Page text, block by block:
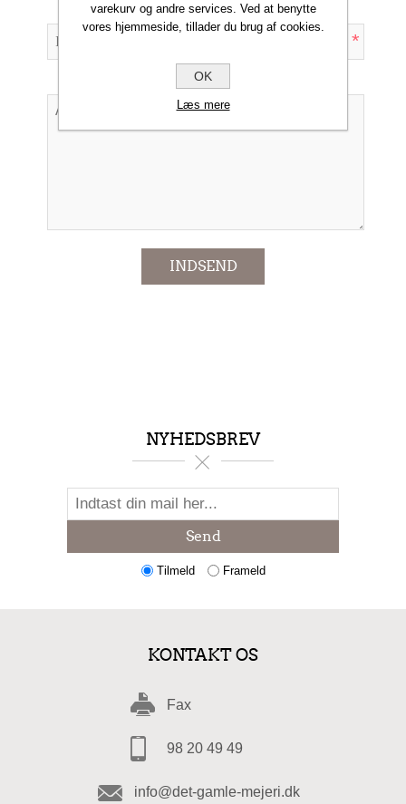
Emne:
*
Forespørgsel
INDSEND
NYHEDSBREV
Send
Tilmeld Frameld
KONTAKT OS
Fax
98 20 49 49
info@det-gamle-mejeri.dk
varekurv og andre services. Ved at benytte
vores hjemmeside, tillader du brug af cookies.
OK
Læs mere